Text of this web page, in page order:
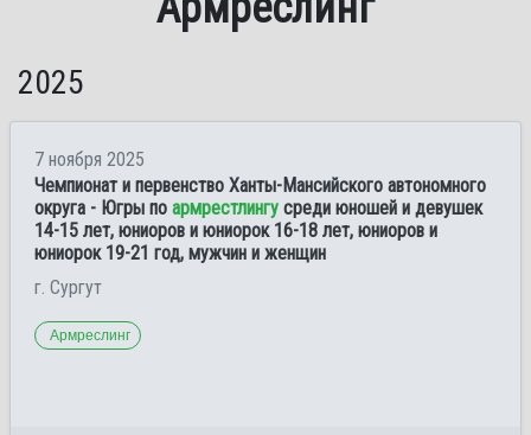
2025
7 ноября 2025
Чемпионат и первенство Ханты-Мансийского автономного
округа - Югры по армрестлингу среди юношей и девушек
14-15 лет, юниоров и юниорок 16-18 лет, юниоров и
юниорок 19-21 год, мужчин и женщин
г. Сургут
Армреслинг